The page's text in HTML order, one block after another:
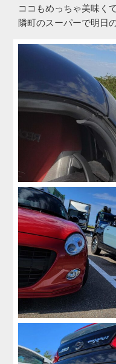
ココもめっちゃ美味く
隣町のスーパーで明日